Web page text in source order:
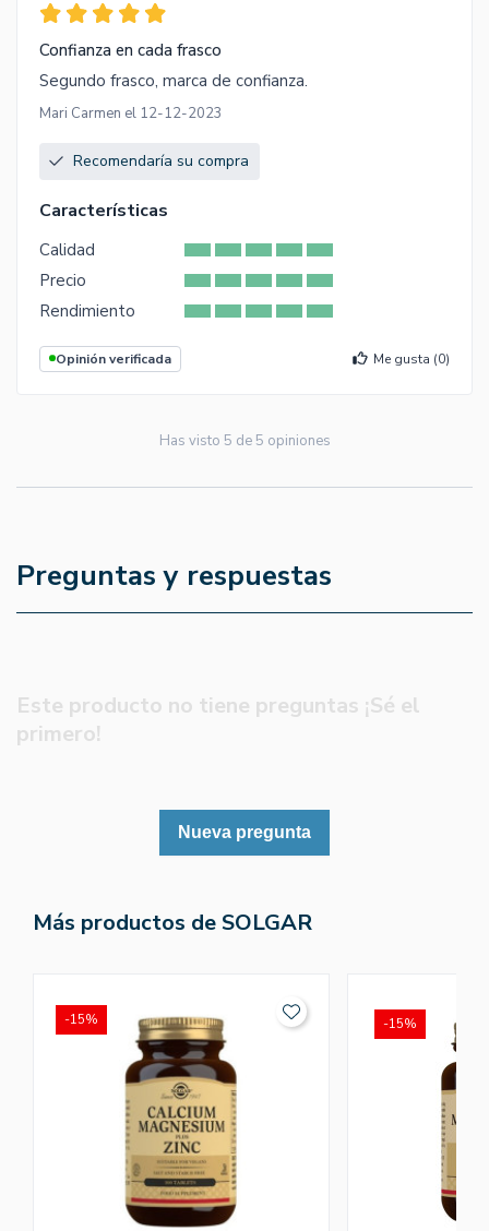
Confianza en cada frasco
Segundo frasco, marca de confianza.
Mari Carmen el 12-12-2023
Recomendaría su compra
Características
Calidad
Precio
Rendimiento
Opinión verificada Me gusta (0)
Has visto 5 de 5 opiniones
Preguntas y respuestas
Este producto no tiene preguntas ¡Sé el
primero!
Nueva pregunta
Más productos de SOLGAR
-15% -15%